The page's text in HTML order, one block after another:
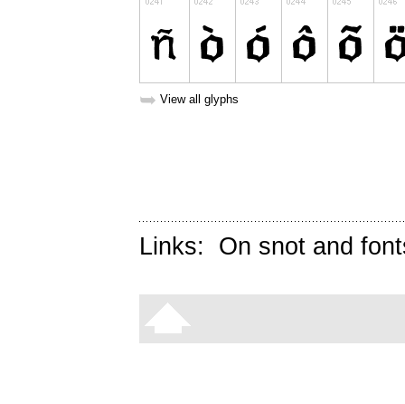
➥ View all glyphs
Links: On snot and